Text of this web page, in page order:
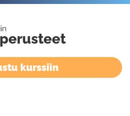
kurssiin